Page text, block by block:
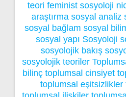
teori feminist sosyoloji
araştırma sosyal analiz
sosyal bağlam sosyal
sosyal yapı Sosyoloji
sosyolojik bakış
sosyolojik teoriler
bilinç toplumsal cinsiyet
toplumsal eşitsizlikler